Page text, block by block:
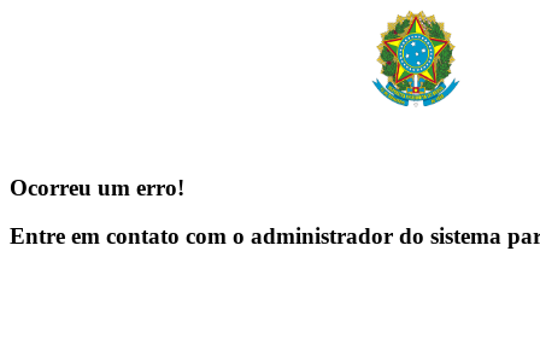
Ocorreu um erro!
Entre em contato com o administrador do sistema